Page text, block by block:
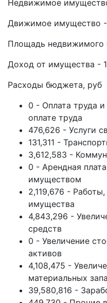
Недвижимое
Движимое имущество -
Площадь
Доход от имущества -
Расходы бюджета, руб
0 - Оплата труда
оплате труда
476,626 - Услуги
131,311 -
3,612,583 -
0 - Арендная
имуществом
2,119,676 -
имущества
4,843,296 -
средств
0 - Увеличение
активов
4,108,475 -
материальных
39,580,816 -